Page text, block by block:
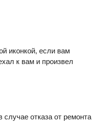
иконкой, если вам
к вам и произвел
случае отказа от ремонта